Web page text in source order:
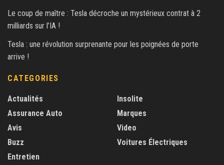
Le coup de maître : Tesla décroche un mystérieux contrat à 2
milliards sur l’IA !
Tesla : une révolution surprenante pour les poignées de porte
arrive !
CATEGORIES
Actualités
Assurance Auto
Avis
Buzz
Entretien
Insolite
Marques
Video
Voitures Électriques